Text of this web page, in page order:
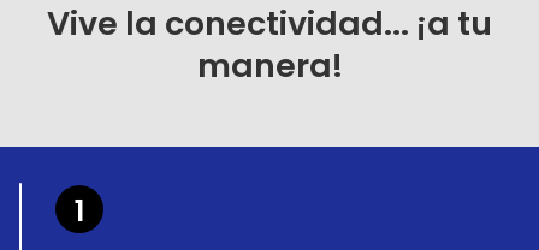
Vive la conectividad... ¡a tu
manera!
1